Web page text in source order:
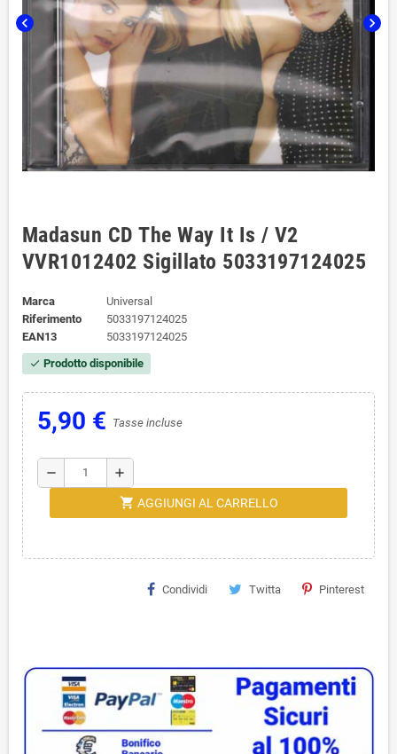
chevron_left chevron_right
Madasun CD The Way It Is / V2
‎VVR1012402 Sigillato 5033197124025
Marca
Universal
Riferimento
5033197124025
EAN13
5033197124025
check Prodotto disponibile
5,90 € Tasse incluse
remove add
shopping_cart AGGIUNGI AL CARRELLO
Condividi Twitta Pinterest